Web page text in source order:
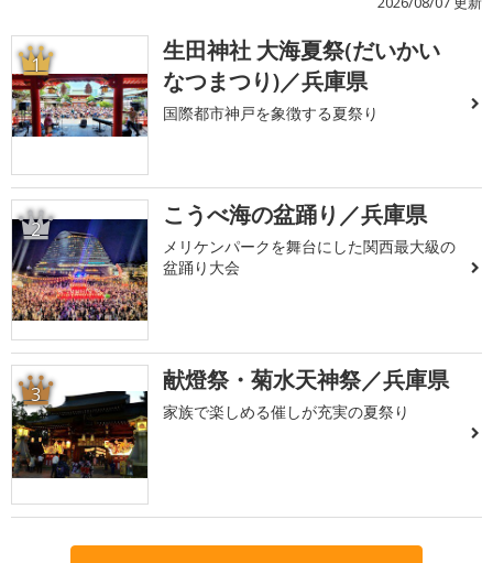
1
生田神社 大海夏祭(だいかい
なつまつり)／兵庫県
国際都市神戸を象徴する夏祭り
2 こうべ海の盆踊り／兵庫県
メリケンパークを舞台にした関西最大級の
盆踊り大会
3 献燈祭・菊水天神祭／兵庫県
家族で楽しめる催しが充実の夏祭り